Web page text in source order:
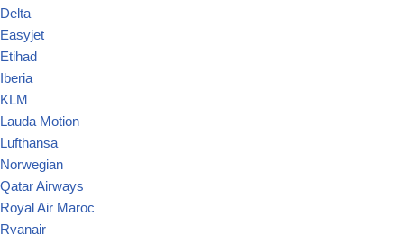
Delta
Easyjet
Etihad
Iberia
KLM
Lauda Motion
Lufthansa
Norwegian
Qatar Airways
Royal Air Maroc
Ryanair